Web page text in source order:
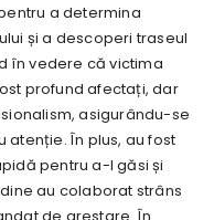
a determina
și a descoperi traseul
în vedere că victima
profund afectați, dar
asigurându-se
atenție. În plus, au fost
pentru a-l găsi și
au colaborat strâns